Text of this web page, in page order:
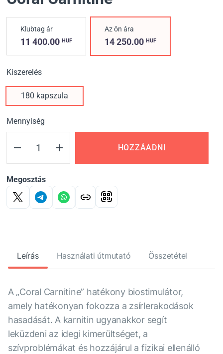
Klubtag ár
11 400.00 HUF
Az ön ára
14 250.00HUF
Kiszerelés
180 kapszula
Mennyiség
HOZZÁADNI
Megosztás
Leírás Használati útmutató Összetétel
A „Coral Carnitine” hatékony biostimulátor,
amely hatékonyan fokozza a zsírlerakodások
hasadását. A karnitin ugyanakkor segít
leküzdeni az idegi kimerültséget, a
szívproblémákat és hozzájárul a fizikai ellenálló